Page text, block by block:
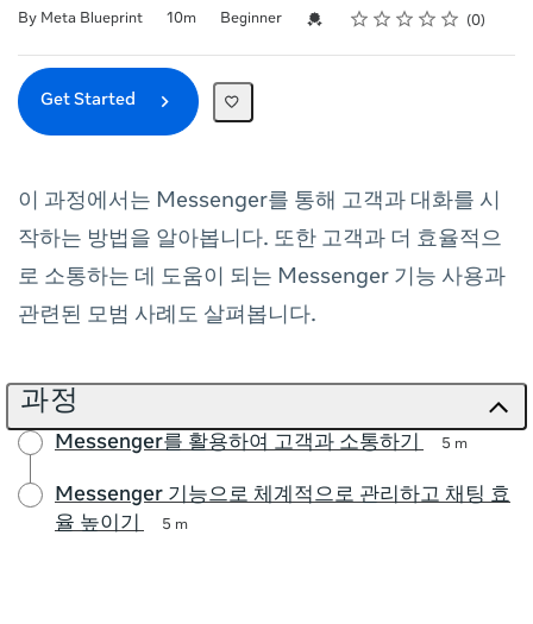
By Meta Blueprint
Duration 10m
Difficulty Beginner Credential For Completion
Rating
1 star
2 stars
3 stars
4 stars
5 stars
Average rating: 0 0
No reviews
Get Started
이 과정에서는 Messenger를 통해 고객과 대화를 시
작하는 방법을 알아봅니다. 또한 고객과 더 효율적으
로 소통하는 데 도움이 되는 Messenger 기능 사용과
관련된 모범 사례도 살펴봅니다.
과정
Messenger를 활용하여 고객과 소통하기 5 m
Messenger 기능으로 체계적으로 관리하고 채팅 효
율 높이기
5 m